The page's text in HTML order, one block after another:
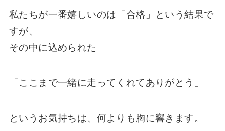
私たちが一番嬉しいのは「合格」という結果で
すが、
その中に込められた
「ここまで一緒に走ってくれてありがとう」
というお気持ちは、何よりも胸に響きます。